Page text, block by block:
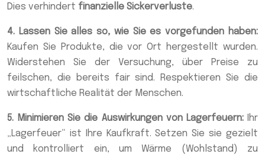
Dies verhindert finanzielle Sickerverluste.
4. Lassen Sie alles so, wie Sie es vorgefunden haben:
Kaufen Sie Produkte, die vor Ort hergestellt wurden.
Widerstehen Sie der Versuchung, über Preise zu
feilschen, die bereits fair sind. Respektieren Sie die
wirtschaftliche Realität der Menschen.
5. Minimieren Sie die Auswirkungen von Lagerfeuern:Ihr
„Lagerfeuer“ ist Ihre Kaufkraft. Setzen Sie sie gezielt
und kontrolliert ein, um Wärme (Wohlstand) zu